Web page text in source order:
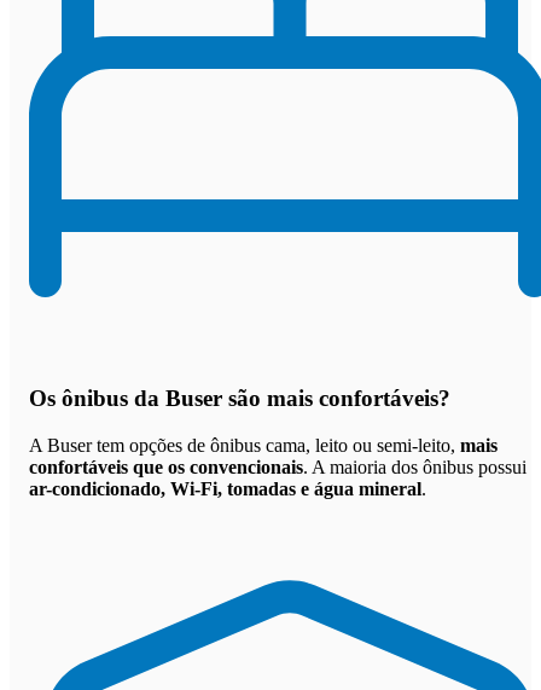
Os ônibus da Buser são mais confortáveis?
A Buser tem opções de ônibus cama, leito ou semi-leito, mais
confortáveis que os convencionais. A maioria dos ônibus possui
ar-condicionado, Wi-Fi, tomadas e água mineral.